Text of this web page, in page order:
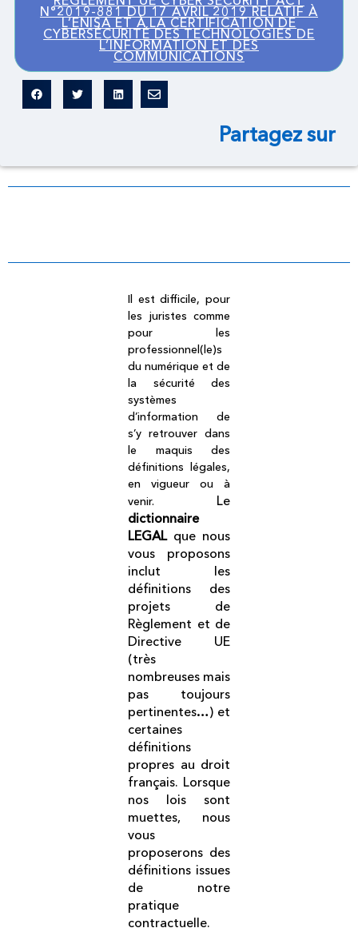
N°2019-881 DU 17 AVRIL 2019 RELATIF À
L’ENISA ET À LA CERTIFICATION DE
CYBERSÉCURITÉ DES TECHNOLOGIES DE
L’INFORMATION ET DES
COMMUNICATIONS
Partagez sur
Il est difficile, pour
les juristes comme
pour les
professionnel(le)s
du numérique et de
la sécurité des
systèmes
d’information de
s’y retrouver dans
le maquis des
définitions légales,
en vigueur ou à
venir. Le
dictionnaire
LEGAL que nous
vous proposons
inclut les
définitions des
projets de
Règlement et de
Directive UE
(très
nombreuses mais
pas toujours
pertinentes…) et
certaines
définitions
propres au droit
français. Lorsque
nos lois sont
muettes, nous
vous
proposerons des
définitions issues
de notre
pratique
contractuelle.